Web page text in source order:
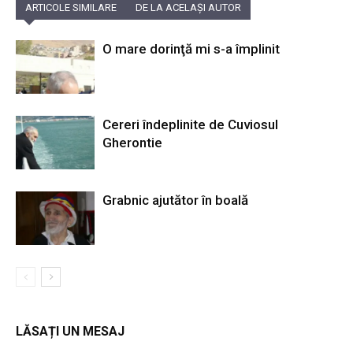
ARTICOLE SIMILARE DE LA ACELAȘI AUTOR
O mare dorinţă mi s-a împlinit
Cereri îndeplinite de Cuviosul
Gherontie
Grabnic ajutător în boală
LĂSAȚI UN MESAJ